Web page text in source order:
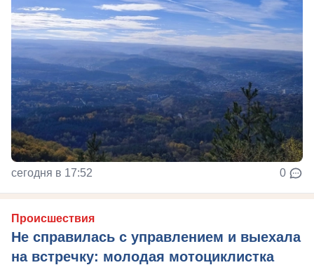
сегодня в 17:52 0
Происшествия
Не справилась с управлением и выехала
на встречку: молодая мотоциклистка